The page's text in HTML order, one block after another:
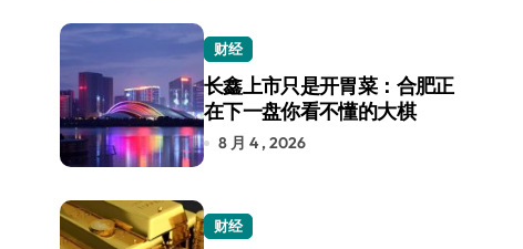
财经
长鑫上市只是开胃菜：合肥正
在下一盘你看不懂的大棋
8 月 4 , 2026
财经